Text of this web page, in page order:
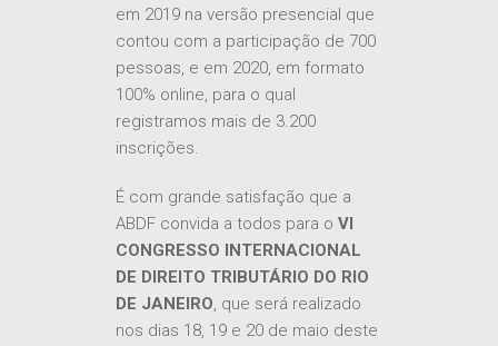
em 2019 na versão presencial que
contou com a participação de 700
pessoas, e em 2020, em formato
100% online, para o qual
registramos mais de 3.200
inscrições.
É com grande satisfação que a
ABDF convida a todos para o VI
CONGRESSO INTERNACIONAL
DE DIREITO TRIBUTÁRIO DO RIO
DE JANEIRO, que será realizado
nos dias 18, 19 e 20 de maio deste